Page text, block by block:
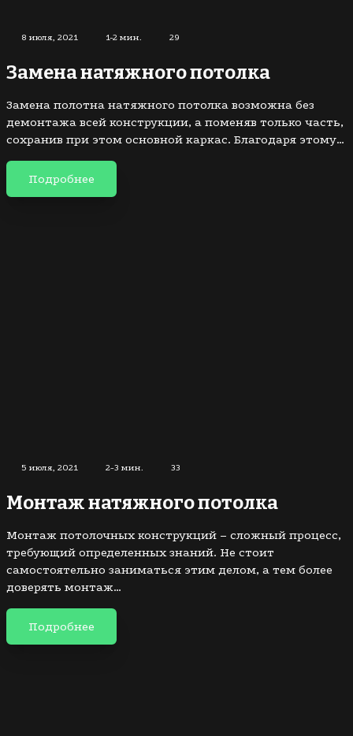
8 июля, 2021 1-2 мин. 29
Замена натяжного потолка
Замена полотна натяжного потолка возможна без
демонтажа всей конструкции, а поменяв только часть,
сохранив при этом основной каркас. Благодаря этому…
Подробнее
5 июля, 2021 2-3 мин. 33
Монтаж натяжного потолка
Монтаж потолочных конструкций – сложный процесс,
требующий определенных знаний. Не стоит
самостоятельно заниматься этим делом, а тем более
доверять монтаж…
Подробнее